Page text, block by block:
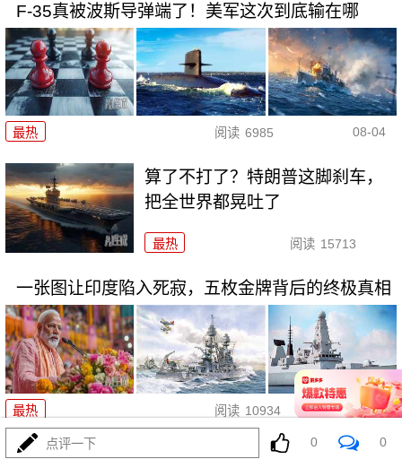
F-35真被波斯导弹端了！美军这次到底输在哪
最热 阅读 6985 08-04
算了不打了？特朗普这脚刹车，
把全世界都晃吐了
最热 阅读 15713
一张图让印度陷入死寂，五枚金牌背后的终极真相
最热 阅读 10934 08-03
上将一封信捅破天！美军五艘驱逐舰要盖三口锅！
点评一下 0 0